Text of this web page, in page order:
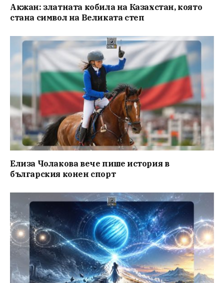
Акжан: златната кобила на Казахстан, която
стана символ на Великата степ
Елиза Чолакова вече пише история в
българския конен спорт